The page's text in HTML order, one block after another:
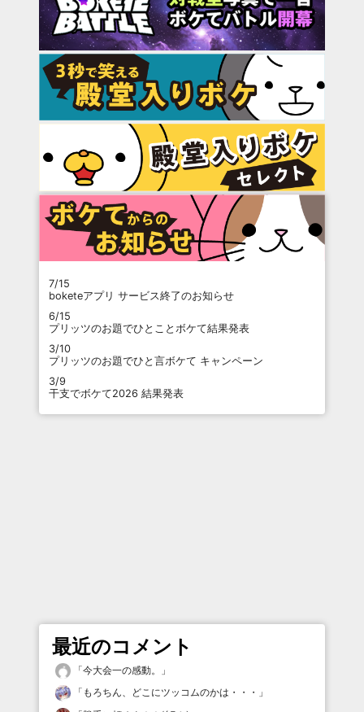
7/15
boketeアプリ サービス終了のお知らせ
6/15
プリッツのお題でひとことボケて結果発表
3/10
プリッツのお題でひと言ボケて キャンペーン
3/9
干支でボケて2026 結果発表
最近のコメント
「今大会一の感動。
」
「 もろちん、どこにツッコムのかは・・・ 」